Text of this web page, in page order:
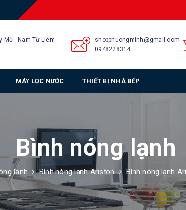
Mỗ - Nam Từ Liêm
shopphuongminh@gmail.com
0948228314
MÁY LỌC NƯỚC THIẾT BỊ NHÀ BẾP
Bình nóng lạnh
lạnh Bình nóng lạnh Ariston Bình nóng lạnh